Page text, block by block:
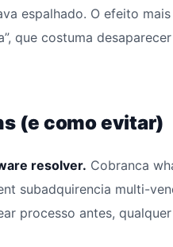
espalhado. O efeito
que costuma
(e como evitar)
resolver. Cobranca
subadquirencia multi-
processo antes,